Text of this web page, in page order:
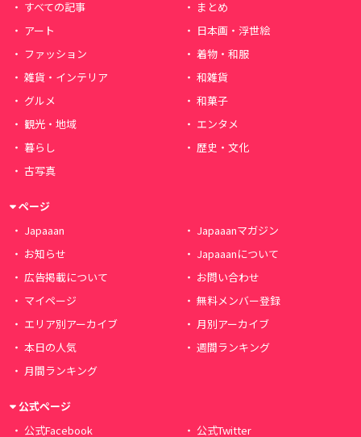
すべての記事
まとめ
アート
日本画・浮世絵
ファッション
着物・和服
雑貨・インテリア
和雑貨
グルメ
和菓子
観光・地域
エンタメ
暮らし
歴史・文化
古写真
ページ
Japaaan
Japaaanマガジン
お知らせ
Japaaanについて
広告掲載について
お問い合わせ
マイページ
無料メンバー登録
エリア別アーカイブ
月別アーカイブ
本日の人気
週間ランキング
月間ランキング
公式ページ
公式Facebook
公式Twitter